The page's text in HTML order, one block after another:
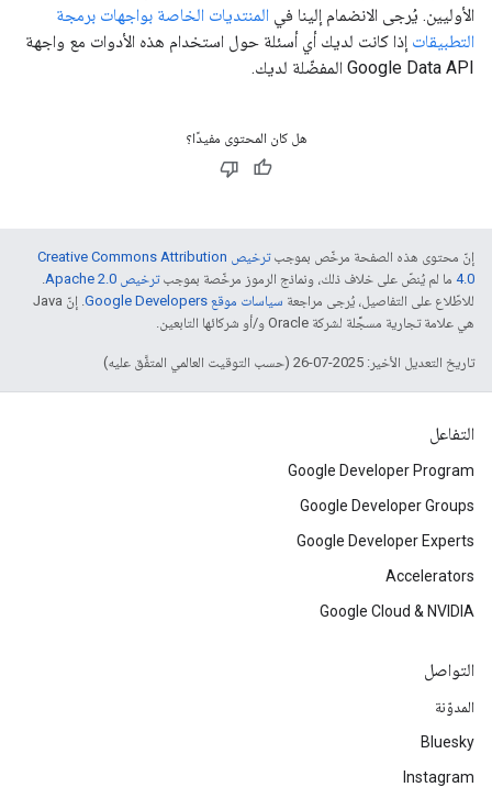
الأوليين. يُرجى الانضمام إلينا في المنتديات الخاصة بواجهات برمجة
التطبيقات إذا كانت لديك أي أسئلة حول استخدام هذه الأدوات مع واجهة
Google Data API المفضّلة لديك.
هل كان المحتوى مفيدًا؟
إنّ محتوى هذه الصفحة مرخّص بموجب
ترخيص Creative Commons Attribution
4.0‏ ما لم يُنصّ على خلاف ذلك، ونماذج الرموز مرخّصة بموجبترخيص Apache 2.0‏
.
للاطّلاع على التفاصيل، يُرجى مراجعة سياسات موقع Google Developers‏
. إنّ Java
هي علامة تجارية مسجَّلة لشركة Oracle و/أو شركائها التابعين.
تاريخ التعديل الأخير: 2025-07-26 (حسب التوقيت العالمي المتفَّق عليه)
التفاعل
Google Developer Program
Google Developer Groups
Google Developer Experts
Accelerators
Google Cloud & NVIDIA
التواصل
المدوّنة
Bluesky
Instagram